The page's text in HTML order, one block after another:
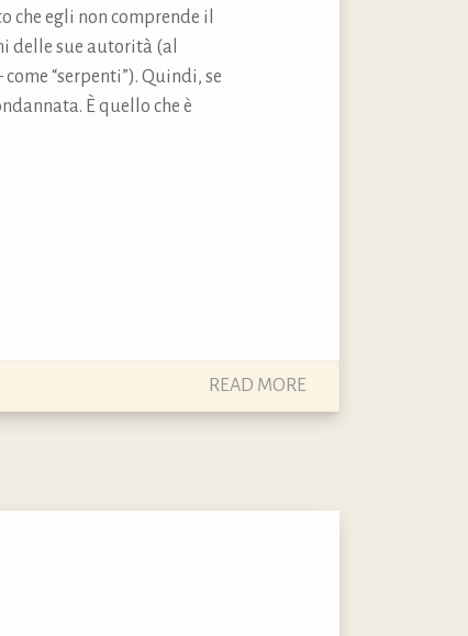
egli non comprende il
delle sue autorità (al
“serpenti”). Quindi, se
È quello che è
READ MORE